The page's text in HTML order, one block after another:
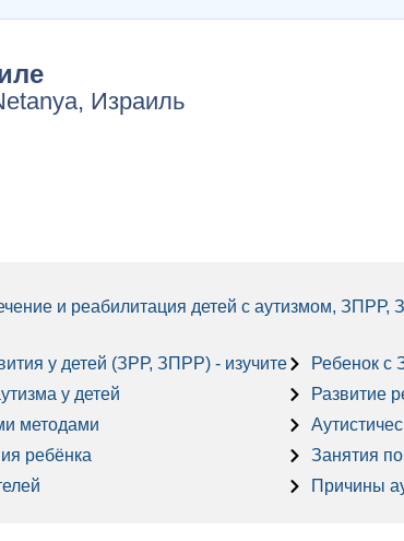
Израиль
и реабилитация детей с аутизмом,
у детей (ЗРР, ЗПРР) - изучите
у детей
методами
ребёнка
Ребенок с
Развитие
Занятия
Причины